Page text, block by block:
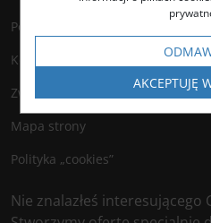
Polityka antyspamowa
Kontakt
Zwroty
Mapa strony
Polityka „cookies”
Nie znalazłeś
AKCEPTUJĘ